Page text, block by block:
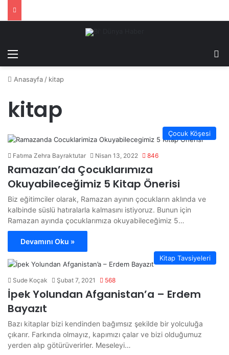
Menü
Anasayfa / kitap
kitap
Çocuk Köşesi
Fatıma Zehra Bayraktutar Nisan 13, 2022 846
Ramazan’da Çocuklarımıza
Okuyabileceğimiz 5 Kitap Önerisi
Biz eğitimciler olarak, Ramazan ayının çocukların aklında ve
kalbinde süslü hatıralarla kalmasını istiyoruz. Bunun için
Ramazan ayında çocuklarımıza okuyabileceğimiz 5…
Devamını Oku »
Kitap Tavsiyeleri
Sude Koçak Şubat 7, 2021 568
İpek Yolundan Afganistan’a – Erdem
Bayazıt
Bazı kitaplar bizi kendinden bağımsız şekilde bir yolculuğa
çıkarır. Farkında olmayız, kapımızı çalar ve bizi olduğumuz
yerden alıp götürüverirler. Meseleyi…